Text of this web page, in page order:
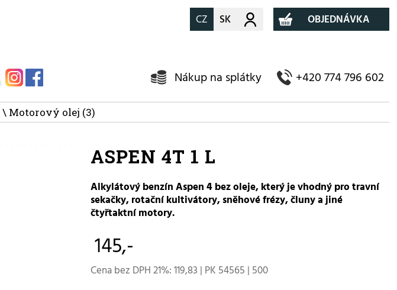
CZ SK Můj účet OBJEDNÁVKA
Nákup na splátky +420 774 796 602
\ Motorový olej (3)
ASPEN 4T 1 L
Alkylátový benzín Aspen 4 bez oleje, který je vhodný pro travní
sekačky, rotační kultivátory, sněhové frézy, čluny a jiné
čtyřtaktní motory.
145,-
Cena bez DPH 21%: 119,83 | PK 54565 | 500